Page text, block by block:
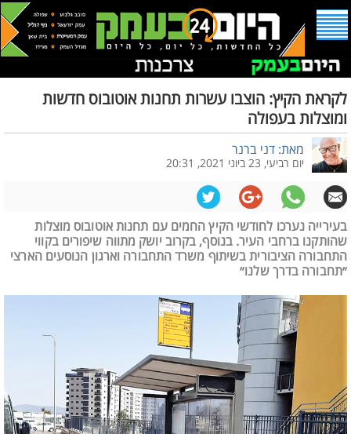
לקראת הקיץ: הוצבו עשרות תחנות אוטובוס חדשות
ומוצלות בעפולה
מאת: דני ברנר
יום רביעי, 23 ביוני 2021, 20:31
בעירייה נערכו לחודשי הקיץ החמים עם תחנות אוטובוס מוצלות
שהותקנו ברחבי העיר. בנוסף, בקרוב יושק מתווה שיפורים בקווי
התחבורה הציבורית בשיתוף משרד התחבורה וארגון הנוסעים הארצי
״תחבורה בדרך שלנו״